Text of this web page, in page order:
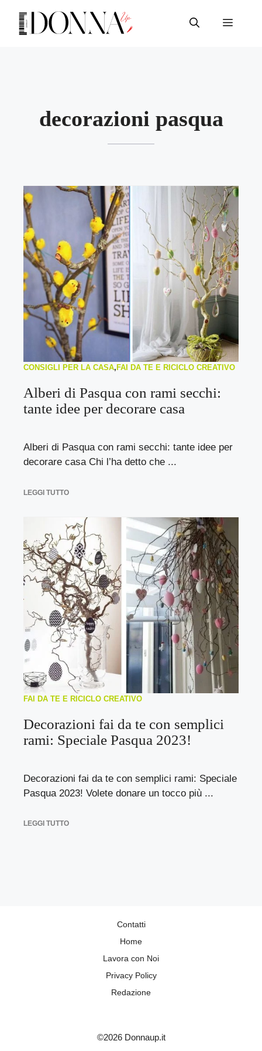
contenuto
Menu
decorazioni pasqua
CONSIGLI PER LA CASA, FAI DA TE E RICICLO CREATIVO
Alberi di Pasqua con rami secchi:
tante idee per decorare casa
Alberi di Pasqua con rami secchi: tante idee per
decorare casa Chi l’ha detto che ...
LEGGI TUTTO
FAI DA TE E RICICLO CREATIVO
Decorazioni fai da te con semplici
rami: Speciale Pasqua 2023!
Decorazioni fai da te con semplici rami: Speciale
Pasqua 2023! Volete donare un tocco più ...
LEGGI TUTTO
Contatti
Home
Lavora con Noi
Privacy Policy
Redazione
©2026 Donnaup.it